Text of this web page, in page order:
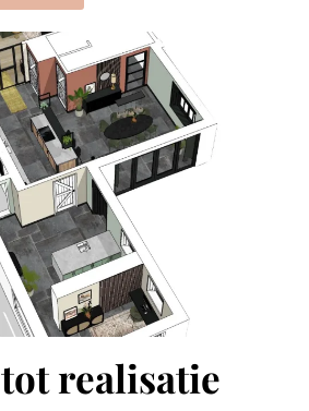
tot realisatie